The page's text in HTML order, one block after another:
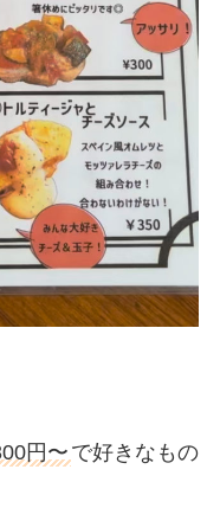
円〜で好きなもの